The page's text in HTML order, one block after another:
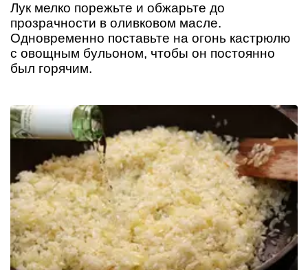
Лук мелко порежьте и обжарьте до
прозрачности в оливковом масле.
Одновременно поставьте на огонь кастрюлю
с овощным бульоном, чтобы он постоянно
был горячим.